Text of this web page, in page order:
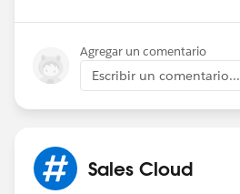
Agregar un comentario
Escribir un comentario...
Sales Cloud